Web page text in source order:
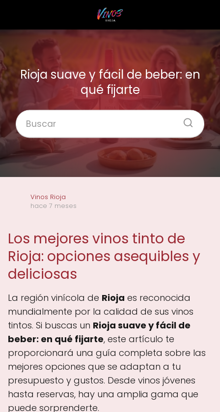
Rioja suave y fácil de beber: en
qué fijarte
Vinos Rioja
hace 7 meses
Los mejores vinos tinto de
Rioja: opciones asequibles y
deliciosas
La región vinícola de Rioja es reconocida
mundialmente por la calidad de sus vinos
tintos. Si buscas un Rioja suave y fácil de
beber: en qué fijarte, este artículo te
proporcionará una guía completa sobre las
mejores opciones que se adaptan a tu
presupuesto y gustos. Desde vinos jóvenes
hasta reservas, hay una amplia gama que
puede sorprenderte.